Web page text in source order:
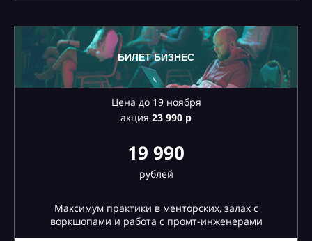
БИЛЕТ БИЗНЕС
Цена до 19 ноября
акция 23990 р
19 990
рублей
Максимум практики в менторских, залах с
воркшопами и работа с промт-инженерами